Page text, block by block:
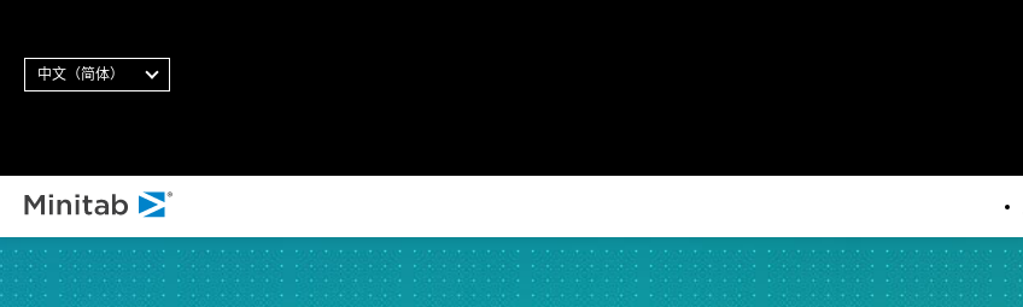
中文（简体）
所有产品
所有解决方案 所有资源和服务